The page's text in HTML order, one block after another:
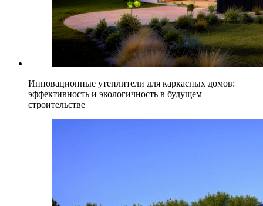
Инновационные утеплители для каркасных домов:
эффективность и экологичность в будущем
строительстве